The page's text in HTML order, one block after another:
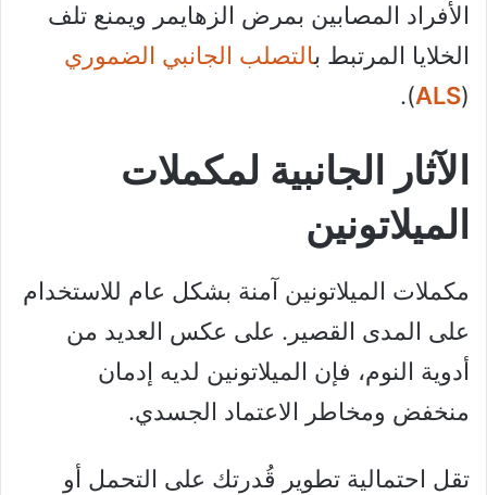
الأفراد المصابين بمرض الزهايمر ويمنع تلف
الخلايا المرتبط بالتصلب الجانبي الضموري
(
ALS
).
الآثار الجانبية لمكملات
الميلاتونين
مكملات الميلاتونين آمنة بشكل عام للاستخدام
على المدى القصير. على عكس العديد من
أدوية النوم، فإن الميلاتونين لديه إدمان
منخفض ومخاطر الاعتماد الجسدي.
تقل احتمالية تطوير قُدرتك على التحمل أو